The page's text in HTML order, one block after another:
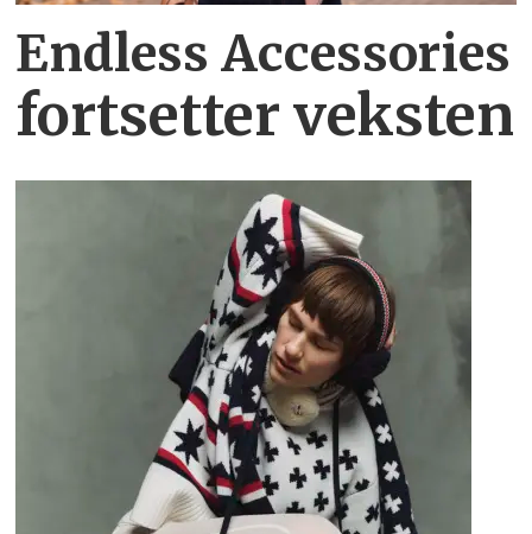
Endless Accessories
fortsetter veksten